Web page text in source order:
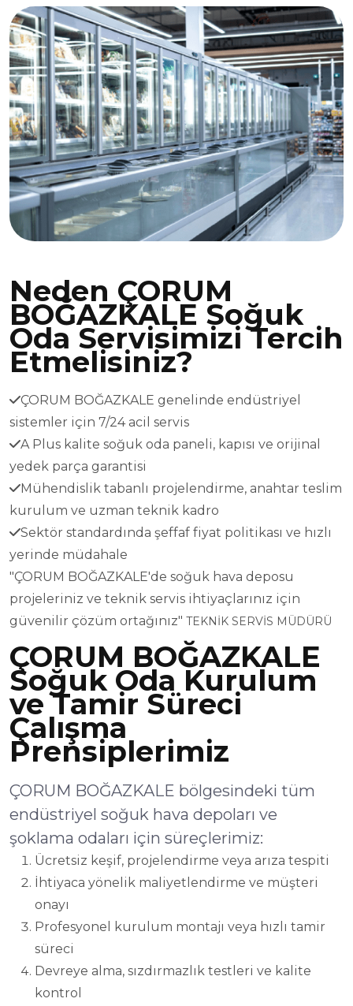
Neden ÇORUM
BOĞAZKALE Soğuk
Oda Servisimizi Tercih
Etmelisiniz?
ÇORUM BOĞAZKALE genelinde endüstriyel
sistemler için 7/24 acil servis
A Plus kalite soğuk oda paneli, kapısı ve orijinal
yedek parça garantisi
Mühendislik tabanlı projelendirme, anahtar teslim
kurulum ve uzman teknik kadro
Sektör standardında şeffaf fiyat politikası ve hızlı
yerinde müdahale
"ÇORUM BOĞAZKALE'de soğuk hava deposu
projeleriniz ve teknik servis ihtiyaçlarınız için
güvenilir çözüm ortağınız" TEKNİK SERVİS MÜDÜRÜ
ÇORUM BOĞAZKALE
Soğuk Oda Kurulum
ve Tamir Süreci
Çalışma
Prensiplerimiz
ÇORUM BOĞAZKALE bölgesindeki tüm
endüstriyel soğuk hava depoları ve
şoklama odaları için süreçlerimiz:
Ücretsiz keşif, projelendirme veya arıza tespiti
İhtiyaca yönelik maliyetlendirme ve müşteri
onayı
Profesyonel kurulum montajı veya hızlı tamir
süreci
Devreye alma, sızdırmazlık testleri ve kalite
kontrol